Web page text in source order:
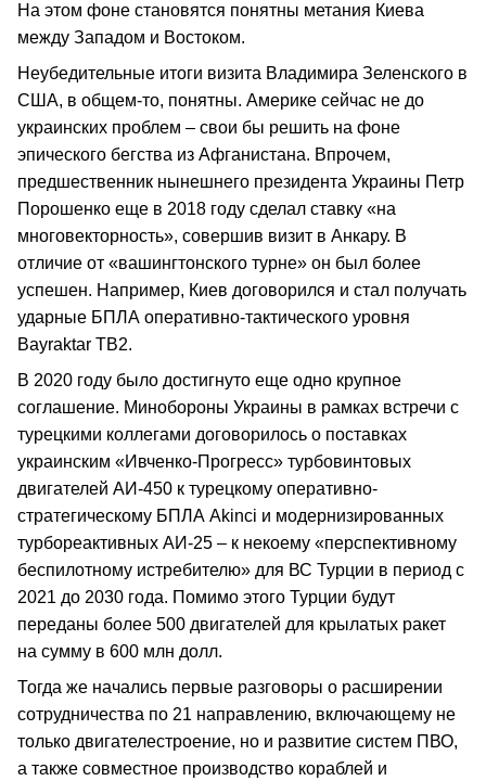
На этом фоне становятся понятны метания Киева
между Западом и Востоком.
Неубедительные итоги визита Владимира Зеленского в
США, в общем-то, понятны. Америке сейчас не до
украинских проблем – свои бы решить на фоне
эпического бегства из Афганистана. Впрочем,
предшественник нынешнего президента Украины Петр
Порошенко еще в 2018 году сделал ставку «на
многовекторность», совершив визит в Анкару. В
отличие от «вашингтонского турне» он был более
успешен. Например, Киев договорился и стал получать
ударные БПЛА оперативно-тактического уровня
Bayraktar TB2.
В 2020 году было достигнуто еще одно крупное
соглашение. Минобороны Украины в рамках встречи с
турецкими коллегами договорилось о поставках
украинским «Ивченко-Прогресс» турбовинтовых
двигателей АИ-450 к турецкому оперативно-
стратегическому БПЛА Akinci и модернизированных
турбореактивных АИ-25 – к некоему «перспективному
беспилотному истребителю» для ВС Турции в период с
2021 до 2030 года. Помимо этого Турции будут
переданы более 500 двигателей для крылатых ракет
на сумму в 600 млн долл.
Тогда же начались первые разговоры о расширении
сотрудничества по 21 направлению, включающему не
только двигателестроение, но и развитие систем ПВО,
а также совместное производство кораблей и